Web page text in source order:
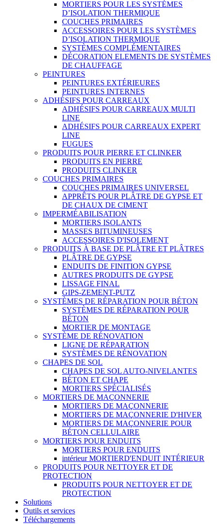
MORTIERS POUR LES SYSTÈMES
D’ISOLATION THERMIQUE
COUCHES PRIMAIRES
ACCESSOIRES POUR LES SYSTÈMES
D’ISOLATION THERMIQUE
SYSTÈMES COMPLÉMENTAIRES
DÉCORATION ELEMENTS DE SYSTÈMES
DE CHAUFFAGE
PEINTURES
PEINTURES EXTÉRIEURES
PEINTURES INTERNES
ADHÉSIFS POUR CARREAUX
ADHÉSIFS POUR CARREAUX MULTI
LINE
ADHÉSIFS POUR CARREAUX EXPERT
LINE
FUGUES
PRODUITS POUR PIERRE ET CLINKER
PRODUITS EN PIERRE
PRODUITS CLINKER
COUCHES PRIMAIRES
COUCHES PRIMAIRES UNIVERSEL
APPRÊTS POUR PLÂTRE DE GYPSE ET
DE CHAUX DE CIMENT
IMPERMÉABILISATION
MORTIERS ISOLANTS
MASSES BITUMINEUSES
ACCESSOIRES D'ISOLEMENT
PRODUITS À BASE DE PLÂTRE ET PLÂTRES
PLÂTRE DE GYPSE
ENDUITS DE FINITION GYPSE
AUTRES PRODUITS DE GYPSE
LISSAGE FINAL
GIPS-ZEMENT-PUTZ
SYSTÈMES DE RÉPARATION POUR BÉTON
SYSTÈMES DE RÉPARATION POUR
BÉTON
MORTIER DE MONTAGE
SYSTÈME DE RÉNOVATION
LIGNE DE RÉPARATION
SYSTÈMES DE RÉNOVATION
CHAPES DE SOL
CHAPES DE SOL AUTO-NIVELANTES
BÉTON ET CHAPE
MORTIERS SPÉCIALISÉS
MORTIERS DE MAÇONNERIE
MORTIERS DE MAÇONNERIE
MORTIERS DE MAÇONNERIE D'HIVER
MORTIERS DE MAÇONNERIE POUR
BÉTON CELLULAIRE
MORTIERS POUR ENDUITS
MORTIERS POUR ENDUITS
intérieur MORTIERD'ENDUIT INTÉRIEUR
PRODUITS POUR NETTOYER ET DE
PROTECTION
PRODUITS POUR NETTOYER ET DE
PROTECTION
Solutions
Outils et services
Téléchargements